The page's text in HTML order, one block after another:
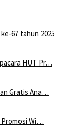
HUT Pr…
Gratis Ana…
Promosi Wi…